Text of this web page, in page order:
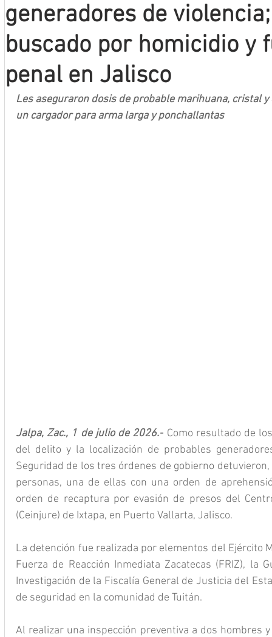
generadores de
buscado por homicidio y
penal en Jalisco
Les aseguraron dosis de probable marihuana, cristal
un cargador para arma larga y ponchallantas
Jalpa, Zac., 1 de julio de 2026.- Como resultado de
del delito y la localización de probables
Seguridad de los tres órdenes de gobierno
personas, una de ellas con una orden de
orden de recaptura por evasión de presos del
(Ceinjure) de Ixtapa, en Puerto Vallarta, Jalisco.
La detención fue realizada por elementos del Ejército
Fuerza de Reacción Inmediata Zacatecas (FRIZ), la
Investigación de la Fiscalía General de Justicia del
de seguridad en la comunidad de Tuitán.
Al realizar una inspección preventiva a dos hombres